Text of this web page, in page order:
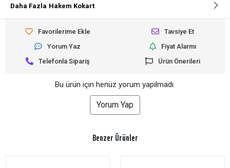
Daha Fazla Hakem Kokart
Favorilerime Ekle
Tavsiye Et
Yorum Yaz
Fiyat Alarmı
Telefonla Sipariş
Ürün Önerileri
Bu ürün için henüz yorum yapılmadı.
Yorum Yap
Benzer Ürünler